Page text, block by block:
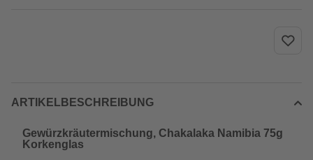
ARTIKELBESCHREIBUNG
Gewürzkräutermischung, Chakalaka Namibia 75g
Korkenglas